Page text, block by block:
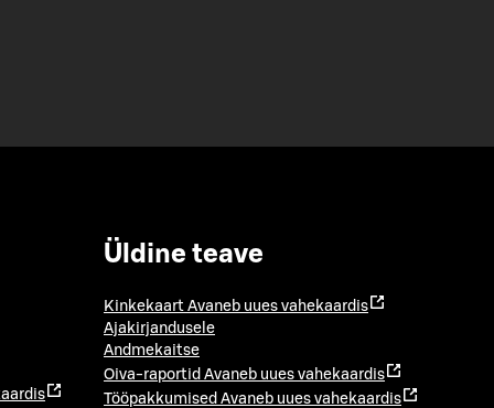
Üldine teave
Kinkekaart Avaneb uues vahekaardis
Ajakirjandusele
Andmekaitse
Oiva-raportid Avaneb uues vahekaardis
Tööpakkumised Avaneb uues vahekaardis